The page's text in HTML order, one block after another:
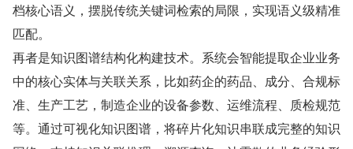
档核心语义，摆脱传统关键词检索的局限，实现语义级精准
匹配。
再者是知识图谱结构化构建技术。系统会智能提取企业业务
中的核心实体与关联关系，比如药企的药品、成分、合规标
准、生产工艺，制造企业的设备参数、运维流程、质检规范
等。通过可视化知识图谱，将碎片化知识串联成完整的知识